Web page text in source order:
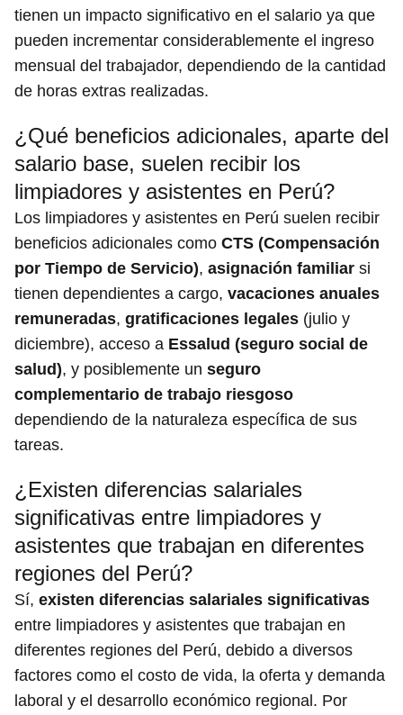
tienen un impacto significativo en el salario ya que
pueden incrementar considerablemente el ingreso
mensual del trabajador, dependiendo de la cantidad
de horas extras realizadas.
¿Qué beneficios adicionales, aparte del
salario base, suelen recibir los
limpiadores y asistentes en Perú?
Los limpiadores y asistentes en Perú suelen recibir
beneficios adicionales como CTS (Compensación
por Tiempo de Servicio), asignación familiar si
tienen dependientes a cargo, vacaciones anuales
remuneradas, gratificaciones legales (julio y
diciembre), acceso a Essalud (seguro social de
salud), y posiblemente un seguro
complementario de trabajo riesgoso
dependiendo de la naturaleza específica de sus
tareas.
¿Existen diferencias salariales
significativas entre limpiadores y
asistentes que trabajan en diferentes
regiones del Perú?
Sí, existen diferencias salariales significativas
entre limpiadores y asistentes que trabajan en
diferentes regiones del Perú, debido a diversos
factores como el costo de vida, la oferta y demanda
laboral y el desarrollo económico regional. Por